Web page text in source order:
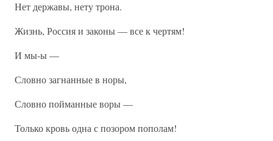
Нет державы, нету трона.
Жизнь, Россия и законы — все к чертям!
И мы-ы —
Словно загнанные в норы,
Словно пойманные воры —
Только кровь одна с позором пополам!